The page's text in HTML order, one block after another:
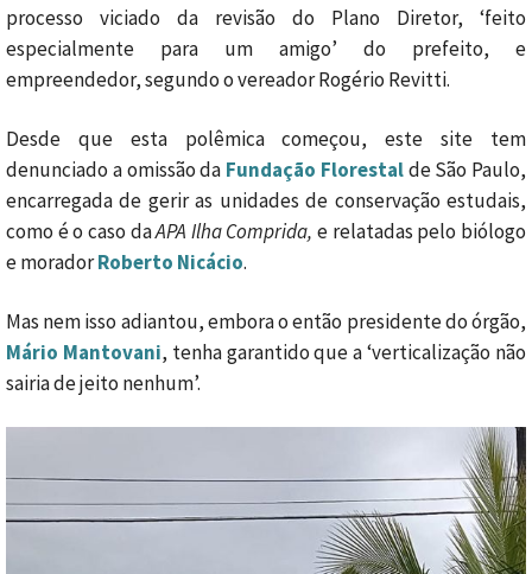
processo viciado da revisão do Plano Diretor, ‘feito
especialmente para um amigo’ do prefeito, e
empreendedor, segundo o vereador Rogério Revitti.
Desde que esta polêmica começou, este site tem
denunciado a omissão da Fundação Florestalde São Paulo,
encarregada de gerir as unidades de conservação estudais,
como é o caso daAPA Ilha Comprida,e relatadas pelo biólogo
e moradorRoberto Nicácio.
Mas nem isso adiantou, embora o então presidente do órgão,
Mário Mantovani, tenha garantido que a ‘verticalização não
sairia de jeito nenhum’.